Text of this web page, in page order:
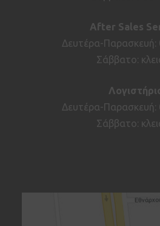
After Sales
Δευτέρα-Παρασκευή:
Σάββατο:
Δευτέρα-Παρασκευή:
Σάββατο: